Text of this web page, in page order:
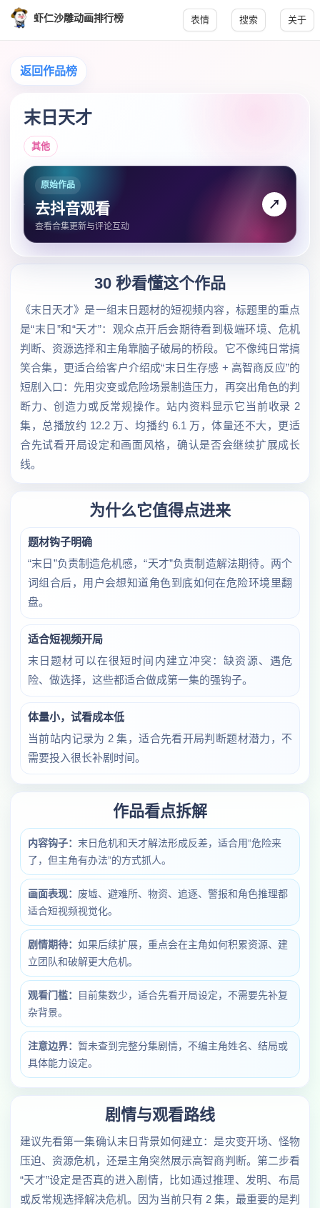
虾仁沙雕动画排行榜 表情 搜索 关于
返回作品榜
末日天才
其他
原始作品
去抖音观看
查看合集更新与评论互动
↗
30 秒看懂这个作品
《末日天才》是一组末日题材的短视频内容，标题里的重点
是“末日”和“天才”：观众点开后会期待看到极端环境、危机
判断、资源选择和主角靠脑子破局的桥段。它不像纯日常搞
笑合集，更适合给客户介绍成“末日生存感 + 高智商反应”的
短剧入口：先用灾变或危险场景制造压力，再突出角色的判
断力、创造力或反常规操作。站内资料显示它当前收录 2
集，总播放约 12.2 万、均播约 6.1 万，体量还不大，更适
合先试看开局设定和画面风格，确认是否会继续扩展成长
线。
为什么它值得点进来
题材钩子明确
“末日”负责制造危机感，“天才”负责制造解法期待。两个
词组合后，用户会想知道角色到底如何在危险环境里翻
盘。
适合短视频开局
末日题材可以在很短时间内建立冲突：缺资源、遇危
险、做选择，这些都适合做成第一集的强钩子。
体量小，试看成本低
当前站内记录为 2 集，适合先看开局判断题材潜力，不
需要投入很长补剧时间。
作品看点拆解
内容钩子： 末日危机和天才解法形成反差，适合用“危险来
了，但主角有办法”的方式抓人。
画面表现： 废墟、避难所、物资、追逐、警报和角色推理都
适合短视频视觉化。
剧情期待： 如果后续扩展，重点会在主角如何积累资源、建
立团队和破解更大危机。
观看门槛：
目前集数少，适合先看开局设定，不需要先补复
杂背景。
注意边界： 暂未查到完整分集剧情，不编主角姓名、结局或
具体能力设定。
剧情与观看路线
建议先看第一集确认末日背景如何建立：是灾变开场、怪物
压迫、资源危机，还是主角突然展示高智商判断。第二步看
“天才”设定是否真的进入剧情，比如通过推理、发明、布局
或反常规选择解决危机。因为当前只有 2 集，最重要的是判